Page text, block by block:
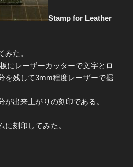
Stamp for Leather
みた。
にレーザーカッターで文字とロ
を残して3mm程度レーザーで掘
出来上がりの刻印である。
刻印してみた。